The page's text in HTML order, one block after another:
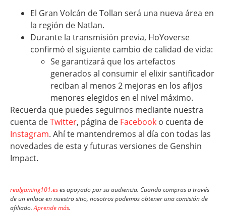
El Gran Volcán de Tollan será una nueva área en
la región de Natlan.
Durante la transmisión previa, HoYoverse
confirmó el siguiente cambio de calidad de vida:
Se garantizará que los artefactos
generados al consumir el elixir santificador
reciban al menos 2 mejoras en los afijos
menores elegidos en el nivel máximo.
Recuerda que puedes seguirnos mediante nuestra
cuenta deTwitter, página de Facebook o cuenta de
Instagram. Ahí te mantendremos al día con todas las
novedades de esta y futuras versiones de Genshin
Impact.
realgaming101.eses apoyado por su audiencia. Cuando compras a través
de un enlace en nuestro sitio, nosotros podemos obtener una comisión de
afiliado.Aprende más.